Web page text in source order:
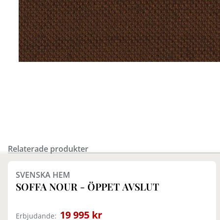
Relaterade produkter Finns i fler val (2)
SVENSKA HEM
SOFFA NOUR - ÖPPET AVSLUT
Erbjudande: 19 995 kr